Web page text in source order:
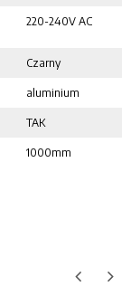
220-240V AC
Czarny
aluminium
TAK
1000mm